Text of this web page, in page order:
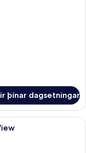
þínar dagsetningar
í herbergi, skrifborð,